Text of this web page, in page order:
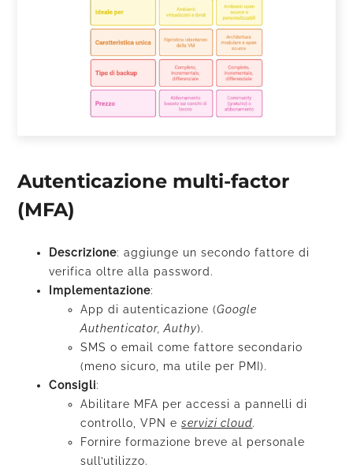
Autenticazione multi-factor
(MFA)
Descrizione: aggiunge un secondo fattore di
verifica oltre alla password.
Implementazione:
App di autenticazione (Google
Authenticator, Authy).
SMS o email come fattore secondario
(meno sicuro, ma utile per PMI).
Consigli:
Abilitare MFA per accessi a pannelli di
controllo, VPN eservizi cloud.
Fornire formazione breve al personale
sull’utilizzo.